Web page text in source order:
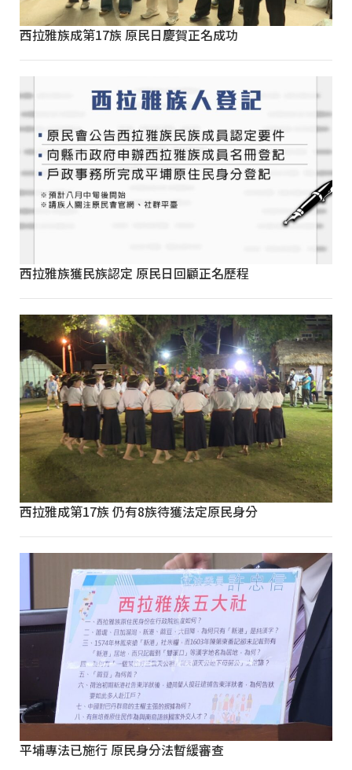
西拉雅族成第17族 原民日慶賀正名成功
西拉雅族獲民族認定 原民日回顧正名歷程
西拉雅成第17族 仍有8族待獲法定原民身分
平埔專法已施行 原民身分法暫緩審查